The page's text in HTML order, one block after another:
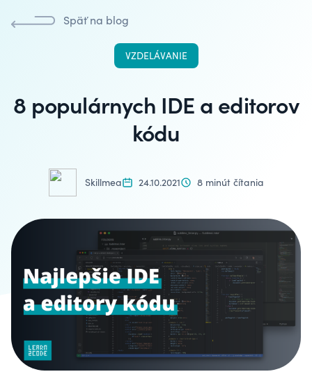
Späť na blog
VZDELÁVANIE
8 populárnych IDE a editorov
kódu
Skillmea 24.10.2021 8 minút čítania